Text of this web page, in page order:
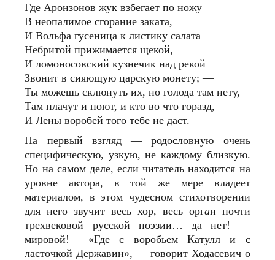
Где Аронзонов жук взбегает по ножу
В неопалимое сгорание заката,
И Вольфа гусеница к листику салата
Небритой прижимается щекой,
И ломоносовский кузнечик над рекой
Звонит в сияющую царскую монету; —
Ты можешь склюнуть их, но голода там нету,
Там плачут и поют, и кто во что горазд,
И Лены воробей того тебе не даст.
На первый взгляд — родословную очень
специфическую, узкую, не каждому близкую.
Но на самом деле, если читатель находится на
уровне автора, в той же мере владеет
материалом, в этом чудесном стихотворении
для него звучит весь хор, весь орган почти
трехвековой русской поэзии… да нет! —
мировой! «Где с воробьем Катулл и с
ласточкой Державин», — говорит Ходасевич о